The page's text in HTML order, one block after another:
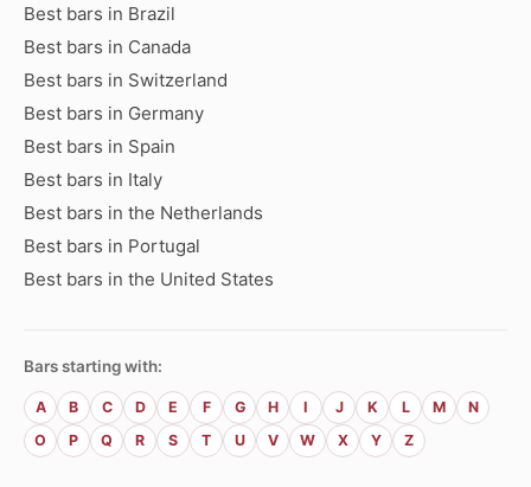
Best bars in Brazil
Best bars in Canada
Best bars in Switzerland
Best bars in Germany
Best bars in Spain
Best bars in Italy
Best bars in the Netherlands
Best bars in Portugal
Best bars in the United States
Bars starting with:
A B C D E F G H I J K L M
N
O
P Q R S T U V W X Y Z